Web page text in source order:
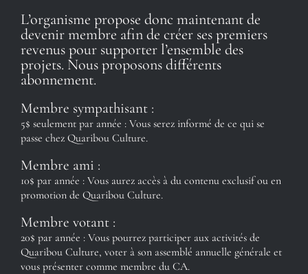
L’organisme propose donc maintenant de
devenir membre afin de créer ses premiers
revenus pour supporter l’ensemble des
projets. Nous proposons différents
abonnement.
Membre sympathisant :
5$ seulement par année : Vous serez informé de ce qui se
passe chez Quaribou Culture.
Membre ami :
10$ par année : Vous aurez accès à du contenu exclusif ou en
promotion de Quaribou Culture.
Membre votant :
20$ par année : Vous pourrez participer aux activités de
Quaribou Culture, voter à son assemblé annuelle générale et
vous présenter comme membre du CA.